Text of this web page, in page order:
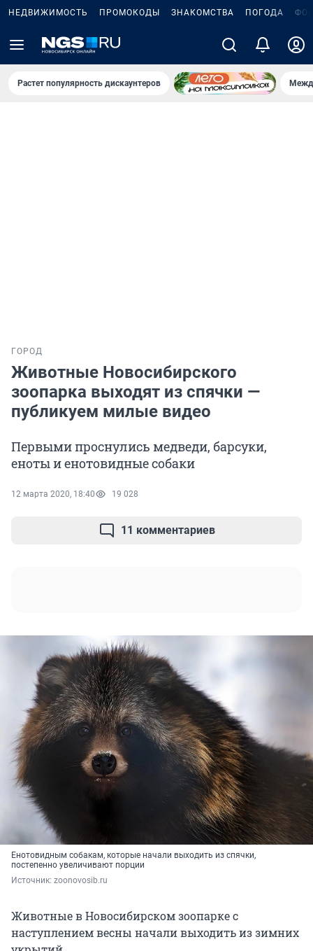
НЕДВИЖИМОСТЬ ПРОМОКОДЫ ЗНАКОМСТВА ПОГОДА
Растет популярность дискаунтеров
ГОРОД
Животные Новосибирского
зоопарка выходят из спячки —
публикуем милые видео
Первыми проснулись медведи, барсуки,
еноты и енотовидные собаки
12 марта 2020, 18:40 19 028
11 комментариев
Енотовидным собакам, которые начали выходить из спячки,
постепенно увеличивают порции
Источник: zoonovosib.ru
Животные в Новосибирском зоопарке с
наступлением весны начали выходить из зимних